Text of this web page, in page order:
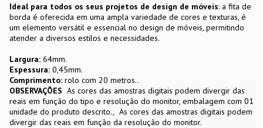
Ideal para todos os seus projetos de design de móveis: a fita de
borda é oferecida em uma ampla variedade de cores e texturas, é
um elemento versátil e essencial no design de móveis, permitindo
atender a diversos estilos e necessidades.
Largura: 64mm.
Espessura: 0,45mm.
Comprimento: rolo com 20 metros..
OBSERVAÇÕES As cores das amostras digitais podem divergir das
reais em função do tipo e resolução do monitor, embalagem com 01
unidade do produto descrito.
As cores das amostras digitais podem
divergir das reais em função da resolução do monitor.